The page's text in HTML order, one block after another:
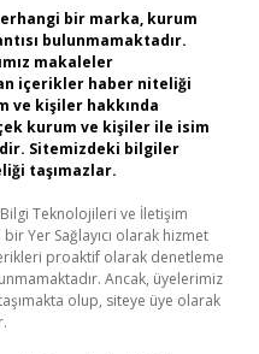
bir marka, kurum
bulunmamaktadır.
makaleler
içerikler haber niteliği
ve kişiler hakkında
kurum ve kişiler ile isim
Sitemizdeki bilgiler
taşımazlar.
Bilgi Teknolojileri ve İletişim
Yer Sağlayıcı olarak hizmet
proaktif olarak denetleme
Ancak, üyelerimiz
olup, siteye üye olarak